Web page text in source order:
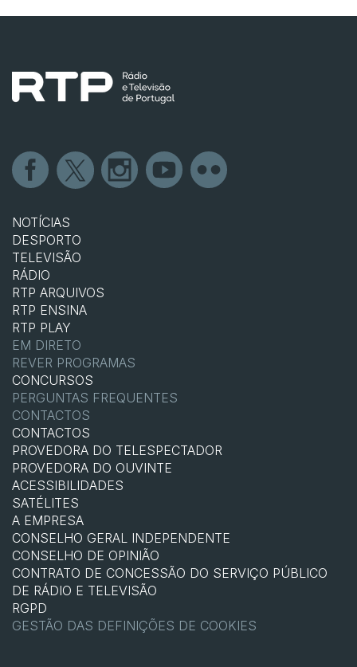
NOTÍCIAS
DESPORTO
TELEVISÃO
RÁDIO
RTP ARQUIVOS
RTP ENSINA
RTP PLAY
EM DIRETO
REVER PROGRAMAS
CONCURSOS
PERGUNTAS FREQUENTES
CONTACTOS
CONTACTOS
PROVEDORA DO TELESPECTADOR
PROVEDORA DO OUVINTE
ACESSIBILIDADES
SATÉLITES
A EMPRESA
CONSELHO GERAL INDEPENDENTE
CONSELHO DE OPINIÃO
CONTRATO DE CONCESSÃO DO SERVIÇO PÚBLICO
DE RÁDIO E TELEVISÃO
RGPD
GESTÃO DAS DEFINIÇÕES DE COOKIES